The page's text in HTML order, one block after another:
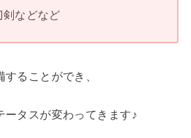
剣などなど
ることができ、
ータスが変わってきます♪